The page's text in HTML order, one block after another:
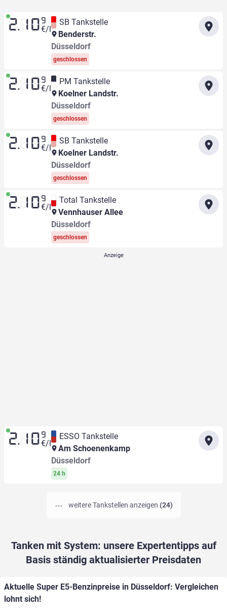
2.10 9
€/l
SB Tankstelle
Benderstr.
Düsseldorf
geschlossen
2.10 9
€/l
PM Tankstelle
Koelner Landstr.
Düsseldorf
geschlossen
2.10 9
€/l
SB Tankstelle
Koelner Landstr.
Düsseldorf
geschlossen
2.10 9
€/l
Total Tankstelle
Vennhauser Allee
Düsseldorf
geschlossen
2.10 9
€/l
ESSO Tankstelle
Am Schoenenkamp
Düsseldorf
24 h
weitere Tankstellen anzeigen (24)
Tanken mit System: unsere Expertentipps auf
Basis ständig aktualisierter Preisdaten
Aktuelle Super E5-Benzinpreise in Düsseldorf: Vergleichen
lohnt sich!